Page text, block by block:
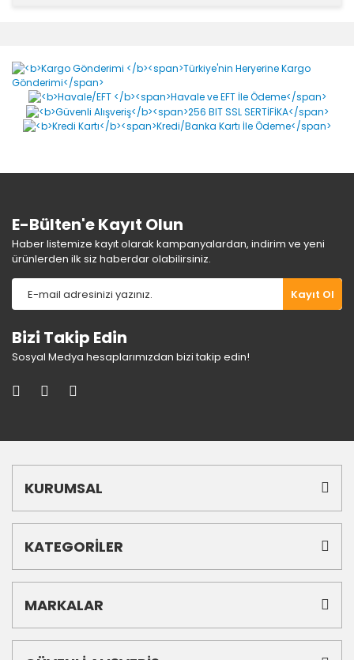
Ürün resmi kalitesiz, bozuk veya görüntülenemiyor.
Ürün açıklamasında eksik bilgiler bulunuyor.
E-Bülten'e Kayıt Olun
Haber listemize kayıt olarak kampanyalardan, indirim ve yeni
ürünlerden ilk siz haberdar olabilirsiniz.
Kayıt Ol
Bizi Takip Edin
Sosyal Medya hesaplarımızdan bizi takip edin!
KURUMSAL
KATEGORİLER
MARKALAR